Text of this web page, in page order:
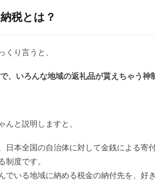
税とは？
くり言うと、
、いろんな地域の返礼品が貰えちゃう神
んと説明しますと、
日本全国の自治体に対して金銭による寄
制度です。
でいる地域に納める税金の納付先を、好